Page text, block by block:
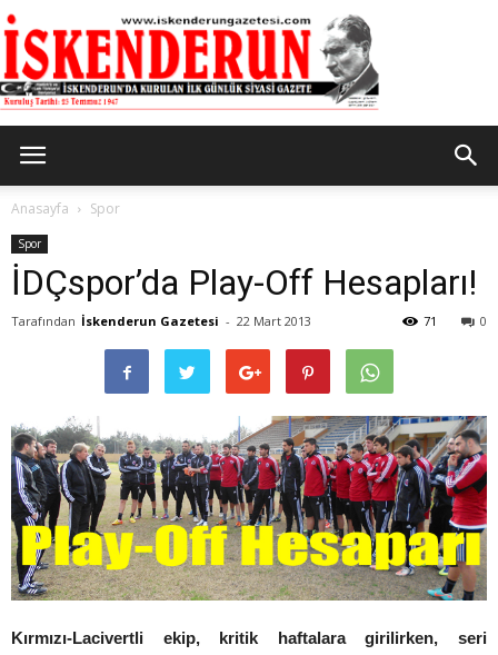
Gazetesi
Anasayfa Spor
Spor
İDÇspor’da Play-Off Hesapları!
Tarafından İskenderun Gazetesi - 22 Mart 2013 0
71
Kırmızı-Lacivertli ekip, kritik haftalara girilirken, seri